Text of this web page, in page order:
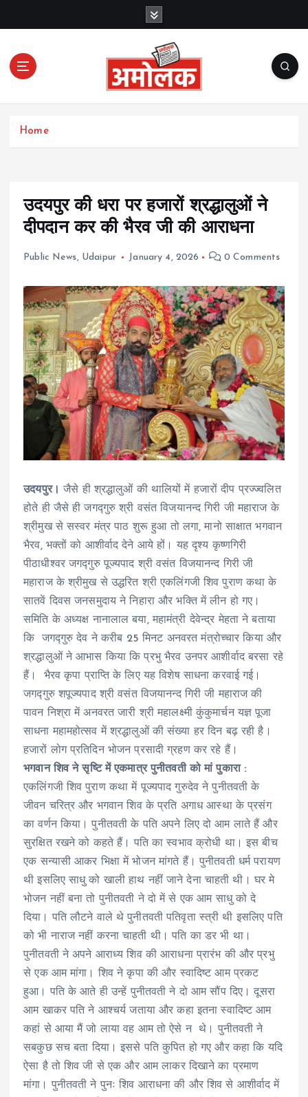
c
Amolak News
Home
उदयपुर की धरा पर हजारों श्रद्धालुओं ने
दीपदान कर की भैरव जी की आराधना
Public News, Udaipur January 4, 2026 0 Comments
उदयपुर।जैसे ही श्रद्धालुओं की थालियों में हजारों दीप प्रज्ज्वलित
होते ही जैसे ही जगद्गुरु श्री वसंत विजयानन्द गिरी जी महाराज के
श्रीमुख से सस्वर मंत्र पाठ शुरू हुआ तो लगा, मानो साक्षात भगवान
भैरव, भक्तों को आशीर्वाद देने आये हों। यह दृश्य कृष्णगिरी
पीठाधीश्वर जगद्गुरु पूज्यपाद श्री वसंत विजयानन्द गिरी जी
महाराज के श्रीमुख से उद्धरित श्री एकलिंगजी शिव पुराण कथा के
सातवें दिवस जनसमुदाय ने निहारा और भक्ति में लीन हो गए।
समिति के अध्यक्ष नानालाल बया, महामंत्री देवेन्द्र मेहता ने बताया
कि जगद्गुरु देव ने करीब 25 मिनट अनवरत मंत्रोच्चार किया और
श्रद्धालुओं ने आभास किया कि प्रभु भैरव उनपर आशीर्वाद बरसा रहे
हैं। भैरव कृपा प्राप्ति के लिए यह विशेष साधना करवाई गई।
जगद्गुरु शपूज्यपाद श्री वसंत विजयानन्द गिरी जी महाराज की
पावन निश्रा में अनवरत जारी श्री महालक्ष्मी कुंकुमार्चन यज्ञ पूजा
साधना महामहोत्सव में श्रद्धालुओं की संख्या हर दिन बढ़ रही है।
हजारों लोग प्रतिदिन भोजन प्रसादी ग्रहण कर रहे हैं।
भगवान शिव ने सृष्टि में एकमात्र पुनीतवती को मां पुकारा :
एकलिंगजी शिव पुराण कथा में पूज्यपाद गुरुदेव ने पुनीतवती के
जीवन चरित्र और भगवान शिव के प्रति अगाध आस्था के प्रसंग
का वर्णन किया। पुनीतवती के पति अपने लिए दो आम लाते हैं और
सुरक्षित रखने को कहते हैं। पति का स्वभाव क्रोधी था। इस बीच
एक सन्यासी आकर भिक्षा में भोजन मांगते हैं। पुनीतवती धर्म परायण
थी इसलिए साधु को खाली हाथ नहीं जाने देना चाहती थी। घर मे
भोजन नहीं बना तो पुनीतवती ने दो में से एक आम साधु को दे
दिया। पति लौटने वाले थे पुनीतवती पतिवृता स्त्री थी इसलिए पति
को भी नाराज नहीं करना चाहती थी। पति का डर भी था।
पुनीतवती ने अपने आराध्य शिव की आराधना प्रारंभ की और प्रभु
से एक आम मांगा। शिव ने कृपा की और स्वादिष्ट आम प्रकट
हुआ। पति के आते ही उन्हें पुनीतवती ने दो आम सौंप दिए। दूसरा
आम खाकर पति ने आश्चर्य जताया और कहा इतना स्वादिष्ट आम
कहां से आया मैं जो लाया वह आम तो ऐसे न थे। पुनीतवती ने
सबकुछ सच बता दिया। इससे पति कुपित हो गए और कहा कि यदि
ऐसा है तो शिव जी से एक और आम लाकर दिखाने का प्रमाण
मांगा। पुनीतवती ने पुनः शिव आराधना की और शिव से आशीर्वाद में